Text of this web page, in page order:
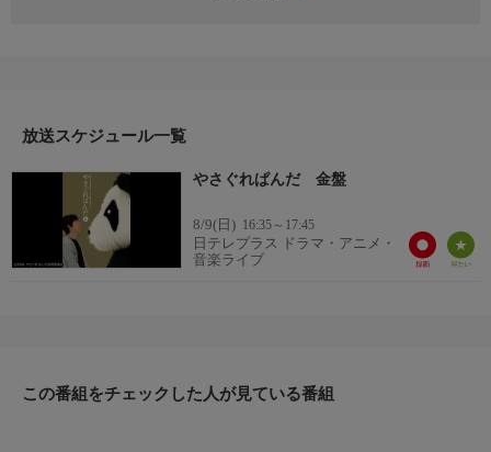
またまたお届けします！
放送スケジュール一覧
やさぐれぱんだ 金盤
8/9(日) 16:35～17:45
日テレプラス ドラマ・アニメ・
音楽ライブ
この番組をチェックした人が見ている番組